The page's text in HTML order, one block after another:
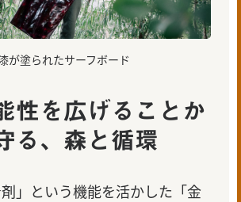
が塗られたサーフボード
性を広げることか
る、森と循環
」という機能を活かした「金